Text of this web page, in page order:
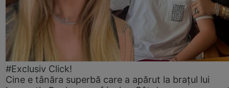
#Exclusiv Click!
Cine e tânăra superbă care a apărut la brațul lui